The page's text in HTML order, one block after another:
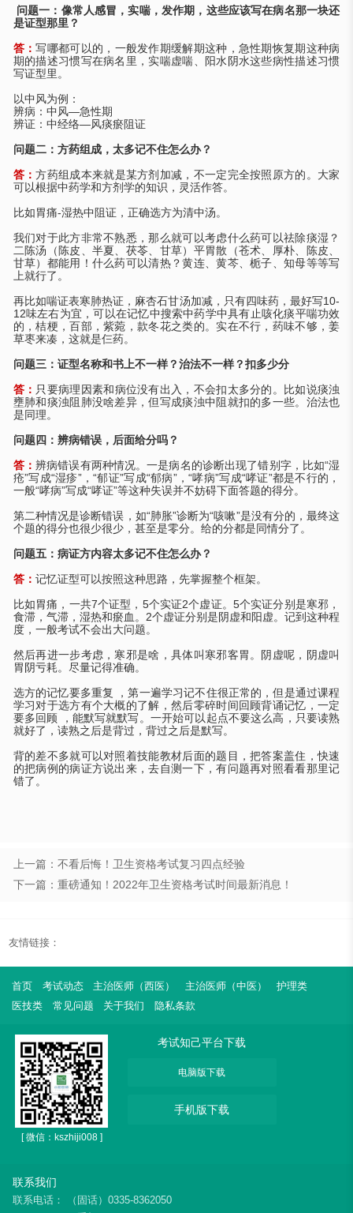
问题一：像常人感冒，实喘，发作期，这些应该写在病名那一块还
是证型那里？
答：写哪都可以的，一般发作期缓解期这种，急性期恢复期这种病
期的描述习惯写在病名里，实喘虚喘、阳水阴水这些病性描述习惯
写证型里。
以中风为例：
辨病：中风—急性期
辨证：中经络—风痰瘀阻证
问题二：方药组成，太多记不住怎么办？
答：方药组成本来就是某方剂加减，不一定完全按照原方的。大家
可以根据中药学和方剂学的知识，灵活作答。
比如胃痛-湿热中阻证，正确选方为清中汤。
我们对于此方非常不熟悉，那么就可以考虑什么药可以祛除痰湿？
二陈汤（陈皮、半夏、茯苓、甘草）平胃散（苍术、厚朴、陈皮、
甘草）都能用！什么药可以清热？黄连、黄芩、栀子、知母等等写
上就行了。
再比如喘证表寒肺热证，麻杏石甘汤加减，只有四味药，最好写10-
12味左右为宜，可以在记忆中搜索中药学中具有止咳化痰平喘功效
的，桔梗，百部，紫菀，款冬花之类的。实在不行，药味不够，姜
草枣来凑，这就是仨药。
问题三：证型名称和书上不一样？治法不一样？扣多少分
答： 只要病理因素和病位没有出入，不会扣太多分的。比如说痰浊
壅肺和痰浊阻肺没啥差异，但写成痰浊中阻就扣的多一些。治法也
是同理。
问题四：辨病错误，后面给分吗？
答：辨病错误有两种情况。一是病名的诊断出现了错别字，比如“湿
疮”写成“湿疹”，“郁证”写成“郁病”，“哮病”写成“哮证”都是不行的，
一般“哮病”写成“哮证”等这种失误并不妨碍下面答题的得分。
第二种情况是诊断错误，如“肺胀”诊断为“咳嗽”是没有分的，最终这
个题的得分也很少很少，甚至是零分。给的分都是同情分了。
问题五：病证方内容太多记不住怎么办？
答： 记忆证型可以按照这种思路，先掌握整个框架。
比如胃痛，一共7个证型，5个实证2个虚证。5个实证分别是寒邪，
食滞，气滞，湿热和瘀血。2个虚证分别是阴虚和阳虚。记到这种程
度，一般考试不会出大问题。
然后再进一步考虑，寒邪是啥，具体叫寒邪客胃。阴虚呢，阴虚叫
胃阴亏耗。尽量记得准确。
选方的记忆要多重复
，第一遍学习记不住很正常的，但是通过课程
学习对于选方有个大概的了解，然后零碎时间回顾背诵记忆，一定
要多回顾
，能默写就默写。一开始可以起点不要这么高，只要读熟
就好了，读熟之后是背过，背过之后是默写。
背的差不多就可以对照着技能教材后面的题目，把答案盖住，快速
的把病例的病证方说出来，去自测一下，有问题再对照看看那里记
错了。
上一篇：不看后悔！卫生资格考试复习四点经验
下一篇：重磅通知！2022年卫生资格考试时间最新消息！
友情链接：
首页 考试动态 主治医师（西医） 主治医师（中医）
护理类
医技类
常见问题 关于我们 隐私条款
[ 微信：kszhiji008 ]
考试知己平台下载
电脑版下载
手机版下载
联系我们
联系电话：
（固话）0335-8362050